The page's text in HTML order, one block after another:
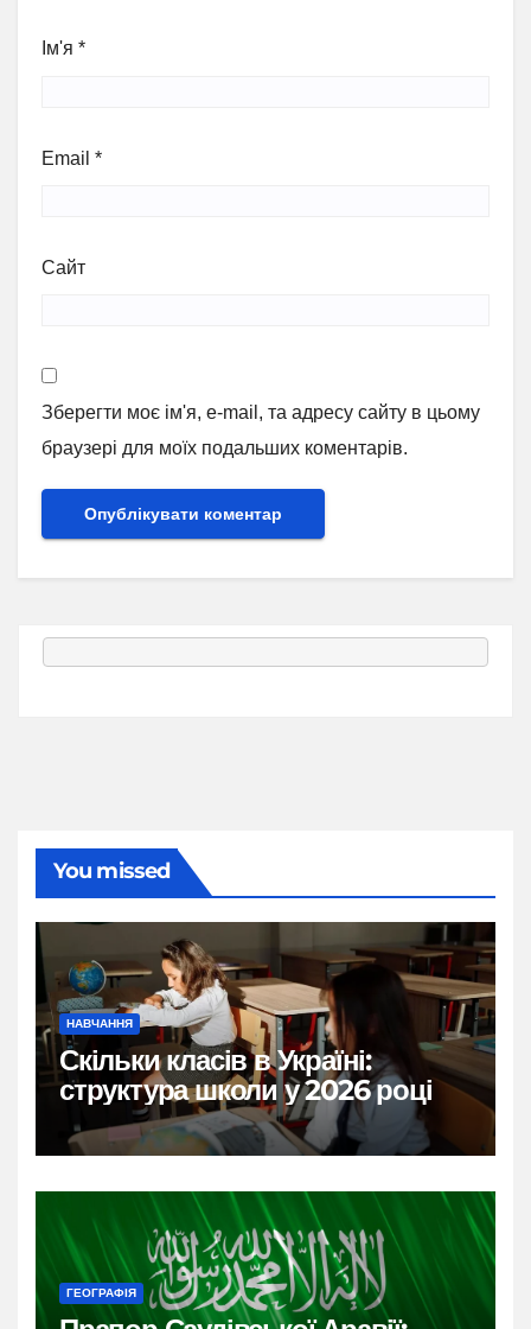
Ім'я *
Email *
Сайт
Зберегти моє ім'я, e-mail, та адресу сайту в цьому
браузері для моїх подальших коментарів.
You missed
НАВЧАННЯ
Скільки класів в Україні:
структура школи у 2026 році
ГЕОГРАФІЯ